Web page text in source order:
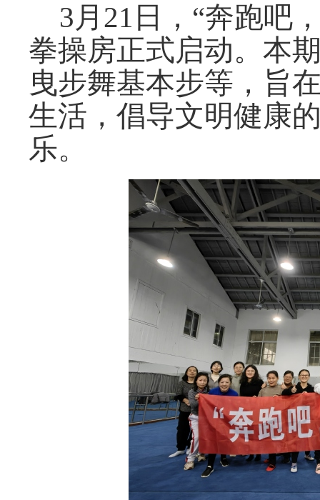
3月 21 日，“奔跑吧
拳操房正式启动。本
曳步舞基本步等，旨
生活，倡导文明健康
乐。